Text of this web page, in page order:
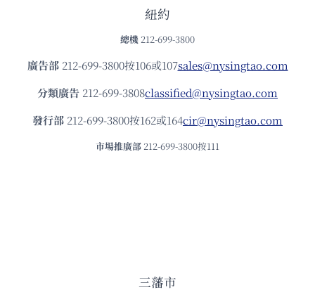
紐約
總機 212-699-3800
廣告部212-699-3800按106或107sales@nysingtao.com
分類廣告 212-699-3808classified@nysingtao.com
發⾏部 212-699-3800按162或164cir@nysingtao.com
市場推廣部 212-699-3800按111
三藩市